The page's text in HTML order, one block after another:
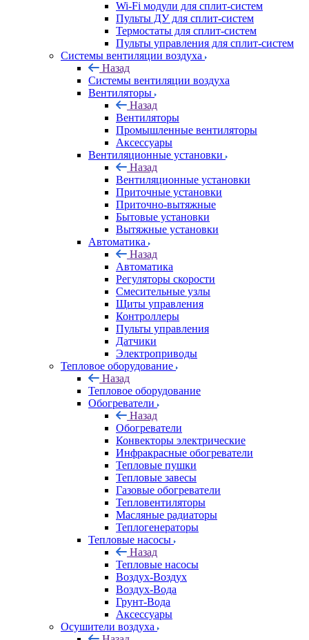
Wi-Fi модули для сплит-систем
Пульты ДУ для сплит-систем
Термостаты для сплит-систем
Пульты управления для сплит-систем
Системы вентиляции воздуха
Назад
Системы вентиляции воздуха
Вентиляторы
Назад
Вентиляторы
Промышленные вентиляторы
Аксессуары
Вентиляционные установки
Назад
Вентиляционные установки
Приточные установки
Приточно-вытяжные
Бытовые установки
Вытяжные установки
Автоматика
Назад
Автоматика
Регуляторы скорости
Смесительные узлы
Щиты управления
Контроллеры
Пульты управления
Датчики
Электроприводы
Тепловое оборудование
Назад
Тепловое оборудование
Обогреватели
Назад
Обогреватели
Конвекторы электрические
Инфракрасные обогреватели
Тепловые пушки
Тепловые завесы
Газовые обогреватели
Тепловентиляторы
Масляные радиаторы
Теплогенераторы
Тепловые насосы
Назад
Тепловые насосы
Воздух-Воздух
Воздух-Вода
Грунт-Вода
Аксессуары
Осушители воздуха